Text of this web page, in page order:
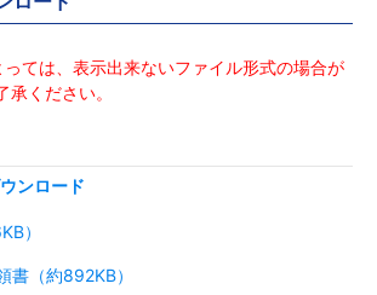
ては、表示出来ないファイル形式の場合が
承ください。
ンロード
）
書（約892KB）